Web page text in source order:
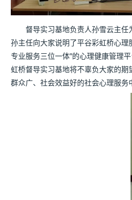
督导实习基地负责人孙雪云主任为
孙主任向大家说明了平谷彩虹桥心理
专业服务三位一体”的心理健康管理
虹桥督导实习基地将不辜负大家的
群众广、社会效益好的社会心理服务